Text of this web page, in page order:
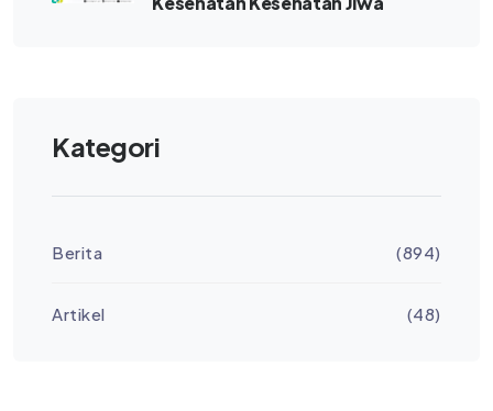
Kategori
Berita (894)
Artikel (48)